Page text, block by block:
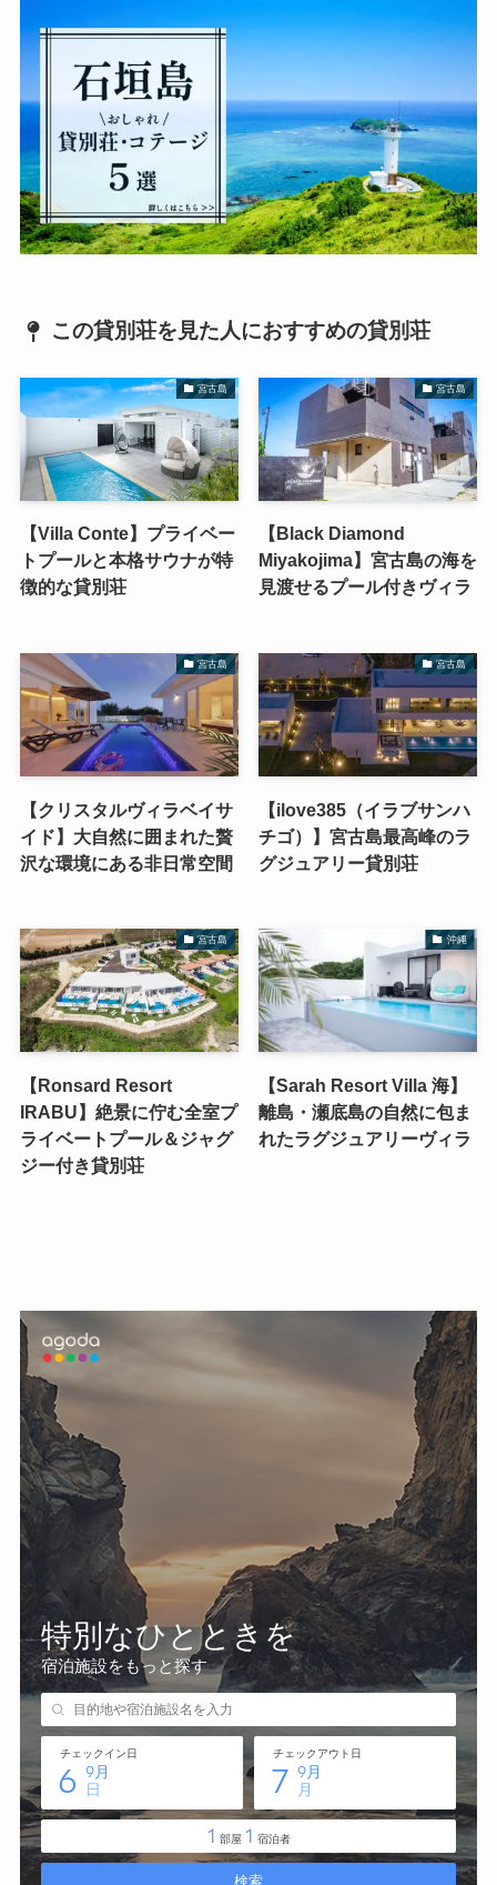
この貸別荘を見た人におすすめの貸別荘
宮古島
【Villa Conte】プライベー
トプールと本格サウナが特
徴的な貸別荘
宮古島
【Black Diamond
Miyakojima】宮古島の海を
見渡せるプール付きヴィラ
宮古島
【クリスタルヴィラベイサ
イド】大自然に囲まれた贅
沢な環境にある非日常空間
宮古島
【ilove385（イラブサンハ
チゴ）】宮古島最高峰のラ
グジュアリー貸別荘
宮古島
【Ronsard Resort
IRABU】絶景に佇む全室プ
ライベートプール＆ジャグ
ジー付き貸別荘
沖縄
【Sarah Resort Villa 海】
離島・瀬底島の自然に包ま
れたラグジュアリーヴィラ